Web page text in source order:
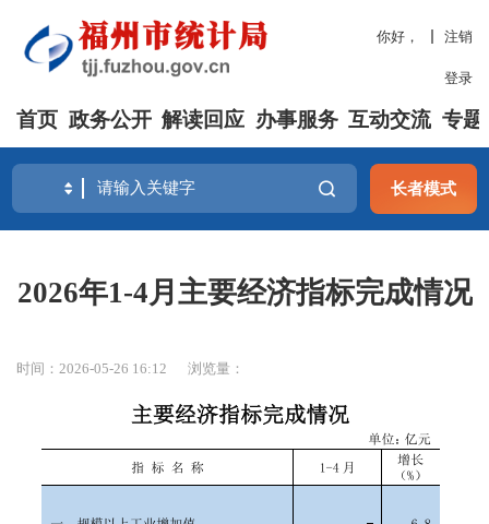
你好， 注销
登录
首页 政务公开 解读回应 办事服务 互动交流 专题
长者模式
2026年1-4月主要经济指标完成情况
时间：2026-05-26 16:12 浏览量：